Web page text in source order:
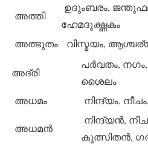
അത്തി
ഉദുംബരം,
ഹേമദുഗ്ദ്ധകം
അത്ഭുതം
വിസ്മയം,
അദ്രി
പര്‍വതം,
ശൈലം
അധമം
നിന്ദ്യം,
അധമന്‍
നിന്ദ്യന്‍,
കുത്സിതന്‍,